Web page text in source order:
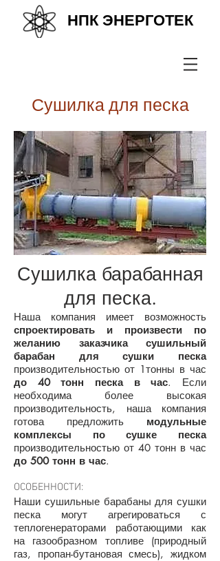
НПК ЭНЕРГОТЕК
Сушилка для песка
Сушилка барабанная
для песка.
Наша компания имеет возможность
спроектировать и произвести по
желанию заказчика сушильный
барабан для сушки песка
производительностью от 1тонны в час
до 40 тонн песка в час. Если
необходима более высокая
производительность, наша компания
готова предложить модульные
комплексы по сушке песка
производительностью от 40 тонн в час
до 500 тонн в час.
ОСОБЕННОСТИ:
Наши сушильные барабаны для сушки
песка могут агрегироваться с
теплогенераторами работающими как
на газообразном топливе (природный
газ, пропан-бутановая смесь), жидком